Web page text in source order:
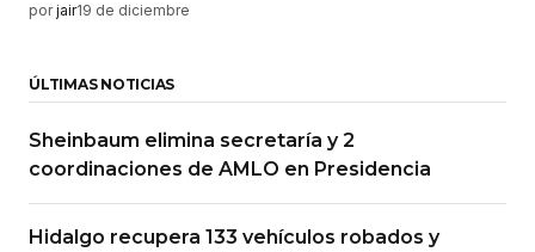
por jair19 de diciembre
ÚLTIMAS NOTICIAS
Sheinbaum elimina secretaría y 2
coordinaciones de AMLO en Presidencia
Hidalgo recupera 133 vehículos robados y